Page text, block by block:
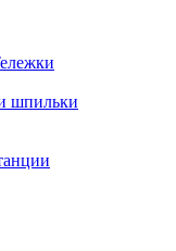
шпильки